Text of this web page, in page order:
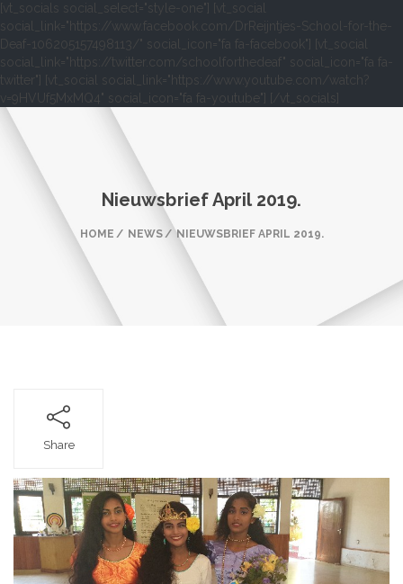
[vt_socials social_select="style-one"] [vt_social
social_link="https://www.facebook.com/DrReijntjes-School-for-the-
Deaf-106205157498113/" social_icon="fa fa-facebook"] [vt_social
social_link="https://twitter.com/schoolforthedeaf" social_icon="fa fa-
twitter"] [vt_social social_link="https://www.youtube.com/watch?
v=9HVUf5MxMQ4" social_icon="fa fa-youtube"] [/vt_socials]
Nieuwsbrief April 2019.
HOME NEWS NIEUWSBRIEF APRIL 2019.
Share